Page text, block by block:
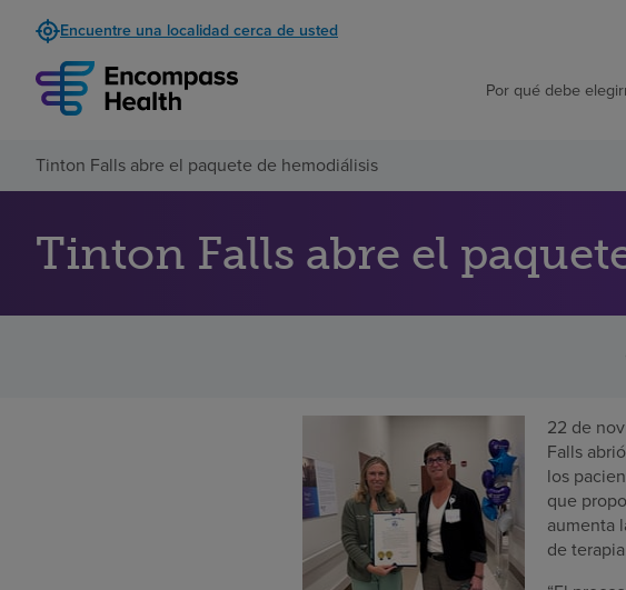
Encuentre una localidad cerca de usted
Por qué debe
Tinton Falls abre el paquete de hemodiálisis
Tinton Falls abre el
22 de
Falls
los
que
aumenta
de